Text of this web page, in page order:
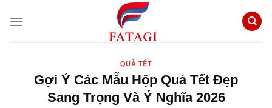
đến
QUÀ TẾT
Gợi Ý Các Mẫu Hộp Quà Tết Đẹp
Sang Trọng Và Ý Nghĩa 2026